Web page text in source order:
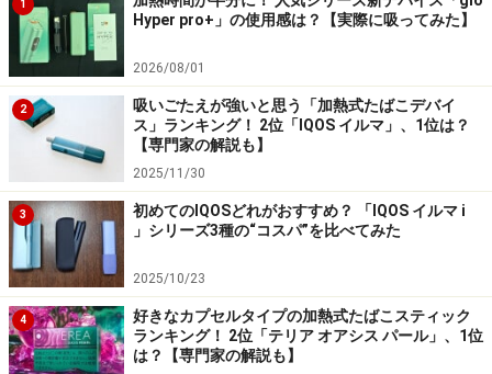
1
Hyper pro+」の使用感は？【実際に吸ってみた】
2026/08/01
2
吸いごたえが強いと思う「加熱式たばこデバイ
ス」ランキング！ 2位「IQOS イルマ」、1位は？
【専門家の解説も】
2025/11/30
3
初めてのIQOSどれがおすすめ？ 「IQOS イルマ i
」シリーズ3種の“コスパ”を比べてみた
2025/10/23
4
好きなカプセルタイプの加熱式たばこスティック
ランキング！ 2位「テリア オアシス パール」、1位
は？【専門家の解説も】